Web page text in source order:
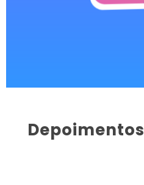
Depoimentos